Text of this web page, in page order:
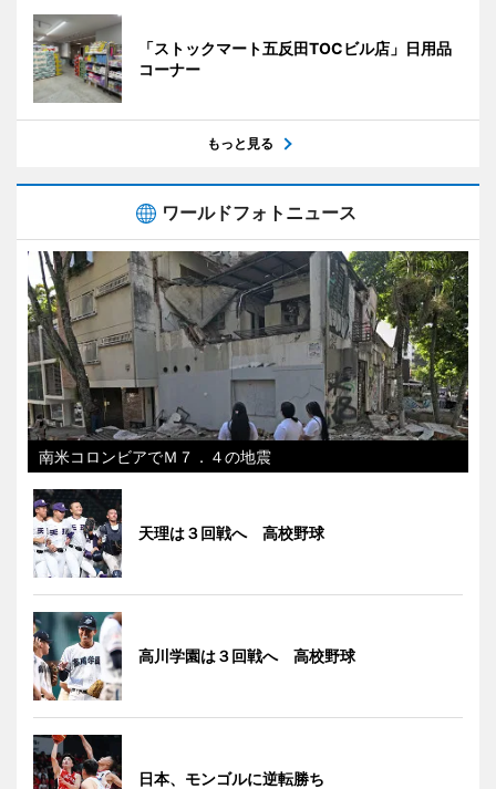
「ストックマート五反田TOCビル店」日用品
コーナー
もっと見る
ワールドフォトニュース
南米コロンビアでＭ７．４の地震
天理は３回戦へ 高校野球
高川学園は３回戦へ 高校野球
日本、モンゴルに逆転勝ち